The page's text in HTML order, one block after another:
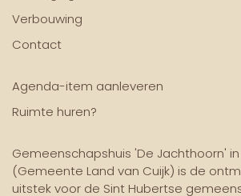
Verbouwing
Contact
Agenda-item aanleveren
Ruimte huren?
Gemeenschapshuis 'De Jachthoorn'
(Gemeente Land van Cuijk) is de
uitstek voor de Sint Hubertse